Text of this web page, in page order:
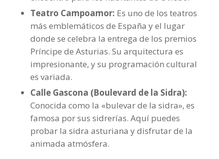
Teatro Campoamor: Es uno de los teatros
más emblemáticos de España y el lugar
donde se celebra la entrega de los premios
Príncipe de Asturias. Su arquitectura es
impresionante, y su programación cultural
es variada.
Calle Gascona (Boulevard de la Sidra):
Conocida como la «bulevar de la sidra», es
famosa por sus sidrerías. Aquí puedes
probar la sidra asturiana y disfrutar de la
animada atmósfera.